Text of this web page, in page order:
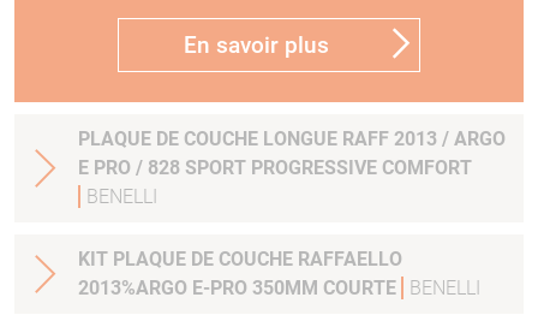
En savoir plus
PLAQUE DE COUCHE LONGUE RAFF 2013 / ARGO
E PRO / 828 SPORT PROGRESSIVE COMFORT
BENELLI
KIT PLAQUE DE COUCHE RAFFAELLO
2013%ARGO E-PRO 350MM COURTE
BENELLI